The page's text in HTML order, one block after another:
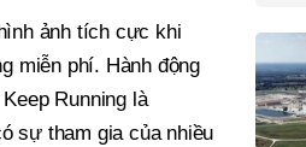
ảnh tích cực khi
miễn phí. Hành động
Running là
sự tham gia của nhiều